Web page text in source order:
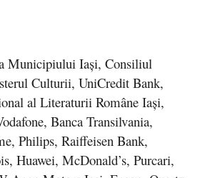
Municipiului Iași, Consiliul
Culturii, UniCredit Bank,
al Literaturii Române Iași,
Banca Transilvania,
Philips, Raiffeisen Bank,
Huawei, McDonald’s, Purcari,